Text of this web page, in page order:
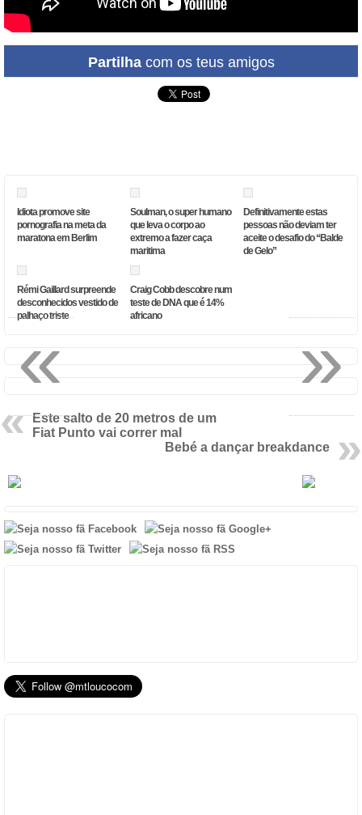
Partilhacom os teus amigos
Idiota promove site
pornografia na meta da
maratona em Berlim
Soulman, o super humano
que leva o corpo ao
extremo a fazer caça
maritima
Definitivamente estas
pessoas não deviam ter
aceite o desafio do “Balde
de Gelo”
Rémi Gaillard surpreende
desconhecidos vestido de
palhaço triste
Craig Cobb descobre num
teste de DNA que é 14%
africano
Este salto de 20 metros de um
Fiat Punto vai correr mal
Bebé a dançar breakdance
»
«